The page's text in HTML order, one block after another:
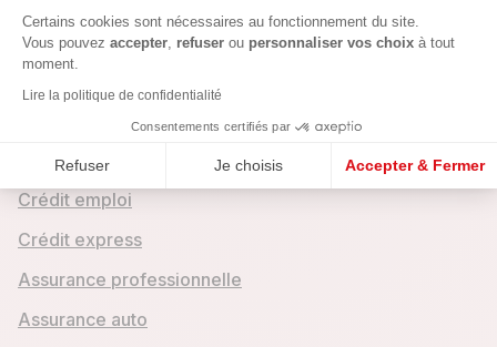
Certains cookies sont nécessaires au fonctionnement du site.
Vous pouvez accepter, refuser ou personnaliser vos choix à tout
moment.
Lire la politique de confidentialité
Consentements certifiés par
Refuser Je choisis Accepter & Fermer
Axeptio consent
Crédits & assurances
Crédit entreprise
Crédit mobilité
Crédit emploi
Crédit express
Assurance professionnelle
Assurance auto